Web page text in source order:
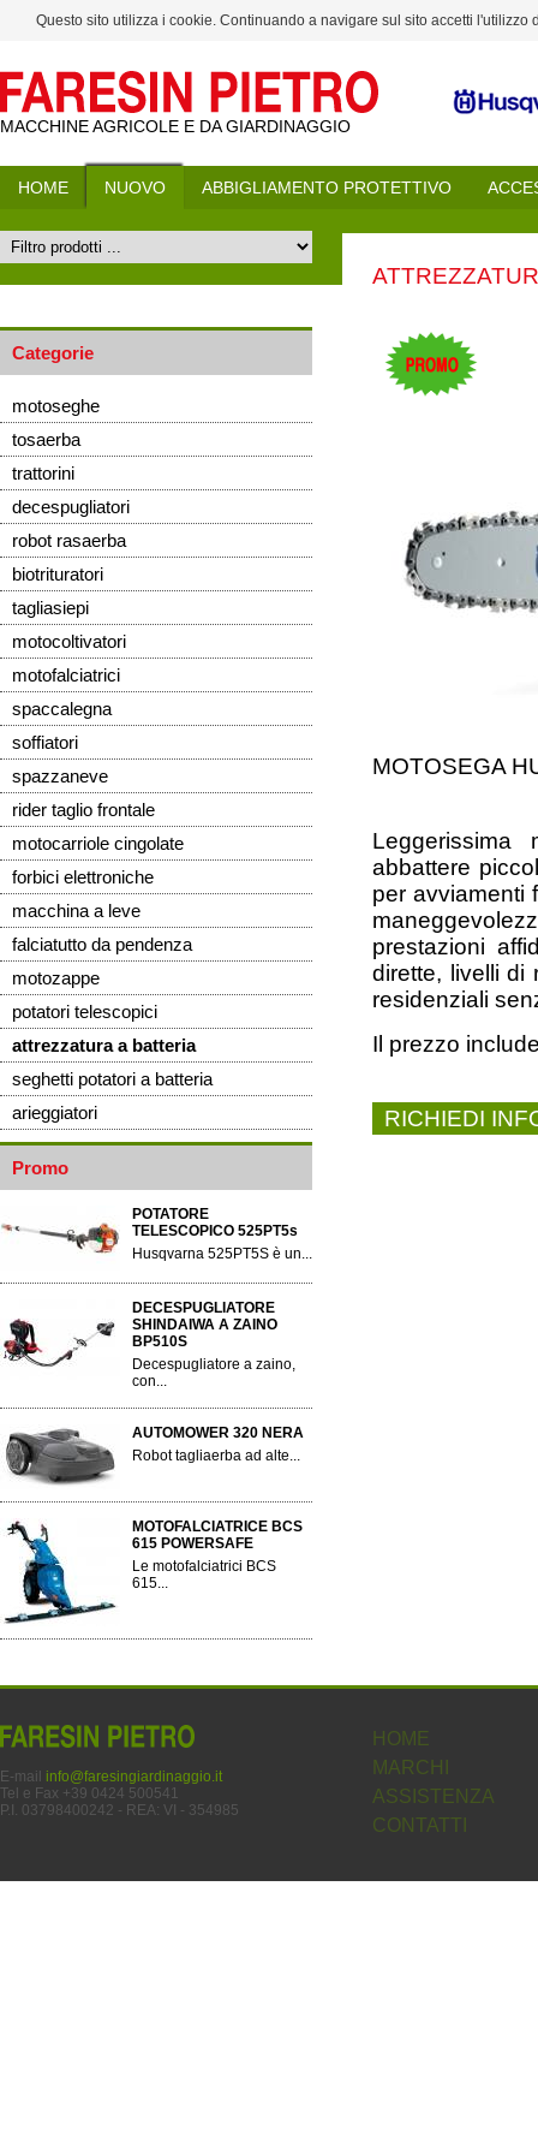
Questo sito utilizza i cookie. Continuando a navigare sul sito accetti l'utilizzo
MACCHINE AGRICOLE E DA GIARDINAGGIO
HOME NUOVO ABBIGLIAMENTO PROTETTIVO
Categorie
motoseghe
tosaerba
trattorini
decespugliatori
robot rasaerba
biotrituratori
tagliasiepi
motocoltivatori
motofalciatrici
spaccalegna
soffiatori
spazzaneve
rider taglio frontale
motocarriole cingolate
forbici elettroniche
macchina a leve
falciatutto da pendenza
motozappe
potatori telescopici
attrezzatura a batteria
seghetti potatori a batteria
arieggiatori
Promo
POTATORE
TELESCOPICO 525PT5s
Husqvarna 525PT5S è un...
DECESPUGLIATORE
SHINDAIWA A ZAINO
BP510S
Decespugliatore a zaino,
con...
AUTOMOWER 320 NERA
Robot tagliaerba ad alte...
MOTOFALCIATRICE BCS
615 POWERSAFE
Le motofalciatrici BCS
615...
MOTOSEGA
abbattere
per avviamenti
prestazioni
dirette, livelli di
residenziali
Il prezzo
RICHIEDI
E-mail info@faresingiardinaggio.it
Tel e Fax +39 0424 500541
P.I. 03798400242 - REA: VI - 354985
HOME
MARCHI
ASSISTENZA
CONTATTI